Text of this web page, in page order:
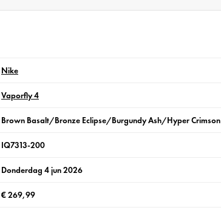
Nike
Vaporfly 4
Brown Basalt/Bronze Eclipse/Burgundy Ash/Hyper Crimson
IQ7313-200
Donderdag 4 jun 2026
€ 269,99